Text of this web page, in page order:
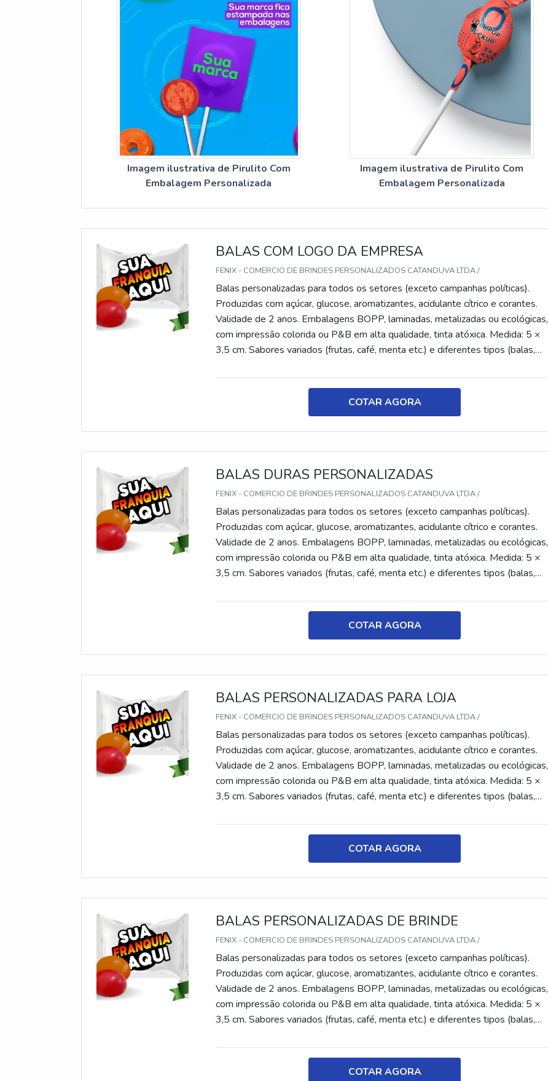
Imagem ilustrativa de Pirulito Com
Embalagem Personalizada
Imagem ilustrativa de Pirulito Com
Embalagem Personalizada
BALAS COM LOGO DA EMPRESA
FENIX - COMERCIO DE BRINDES PERSONALIZADOS CATANDUVA LTDA /
Balas personalizadas para todos os setores (exceto campanhas políticas).
Produzidas com açúcar, glucose, aromatizantes, acidulante cítrico e corantes.
Validade de 2 anos. Embalagens BOPP, laminadas, metalizadas ou ecológicas,
com impressão colorida ou P&B em alta qualidade, tinta atóxica. Medida: 5 ×
3,5 cm. Sabores variados (frutas, café, menta etc.) e diferentes tipos (balas,
COTAR AGORA
BALAS DURAS PERSONALIZADAS
FENIX - COMERCIO DE BRINDES PERSONALIZADOS CATANDUVA LTDA /
Balas personalizadas para todos os setores (exceto campanhas políticas).
Produzidas com açúcar, glucose, aromatizantes, acidulante cítrico e corantes.
Validade de 2 anos. Embalagens BOPP, laminadas, metalizadas ou ecológicas,
com impressão colorida ou P&B em alta qualidade, tinta atóxica. Medida: 5 ×
3,5 cm. Sabores variados (frutas, café, menta etc.) e diferentes tipos (balas,
COTAR AGORA
BALAS PERSONALIZADAS PARA LOJA
FENIX - COMERCIO DE BRINDES PERSONALIZADOS CATANDUVA LTDA /
Balas personalizadas para todos os setores (exceto campanhas políticas).
Produzidas com açúcar, glucose, aromatizantes, acidulante cítrico e corantes.
Validade de 2 anos. Embalagens BOPP, laminadas, metalizadas ou ecológicas,
com impressão colorida ou P&B em alta qualidade, tinta atóxica. Medida: 5 ×
3,5 cm. Sabores variados (frutas, café, menta etc.) e diferentes tipos (balas,
COTAR AGORA
BALAS PERSONALIZADAS DE BRINDE
FENIX - COMERCIO DE BRINDES PERSONALIZADOS CATANDUVA LTDA /
Balas personalizadas para todos os setores (exceto campanhas políticas).
Produzidas com açúcar, glucose, aromatizantes, acidulante cítrico e corantes.
Validade de 2 anos. Embalagens BOPP, laminadas, metalizadas ou ecológicas,
com impressão colorida ou P&B em alta qualidade, tinta atóxica. Medida: 5 ×
3,5 cm. Sabores variados (frutas, café, menta etc.) e diferentes tipos (balas,
COTAR AGORA